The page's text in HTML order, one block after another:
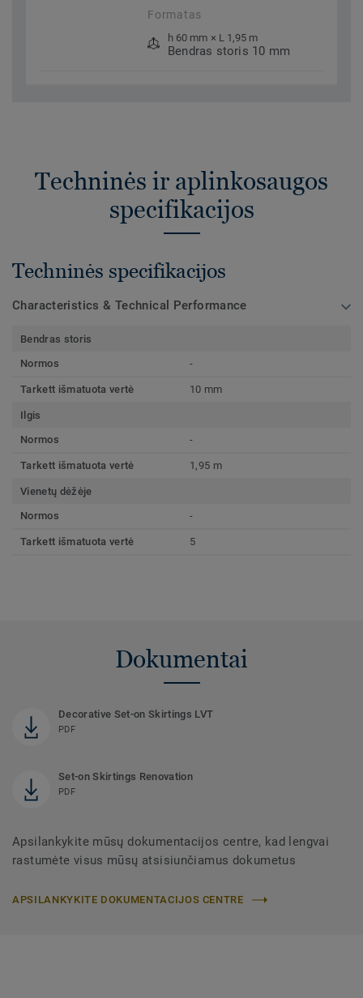
Formatas
h 60 mm × L 1,95 m
Bendras storis 10 mm
Techninės ir aplinkosaugos
specifikacijos
Techninės specifikacijos
Characteristics & Technical Performance
Bendras storis
Normos
-
Tarkett išmatuota vertė 10 mm
Ilgis
Normos
-
Tarkett išmatuota vertė 1,95 m
Vienetų dėžėje
Normos
-
Tarkett išmatuota vertė 5
Dokumentai
Decorative Set-on Skirtings LVT
PDF
Set-on Skirtings Renovation
PDF
Apsilankykite mūsų dokumentacijos centre, kad lengvai
rastumėte visus mūsų atsisiunčiamus dokumetus
APSILANKYKITE DOKUMENTACIJOS CENTRE